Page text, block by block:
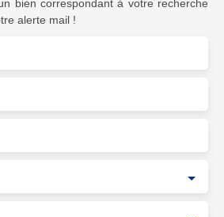
bien correspondant à votre recherche
alerte mail !